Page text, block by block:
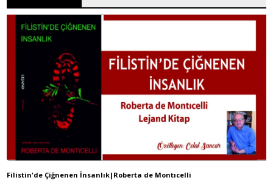
Filistin'de Çiğnenen İnsanlık|Roberta de Montıcelli